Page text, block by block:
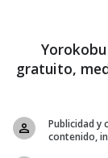
gratuito,
Publicidad y
contenido,